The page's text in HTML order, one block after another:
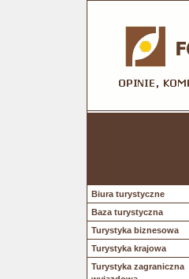
Biura turystyczne
Baza turystyczna
Turystyka biznesowa
Turystyka krajowa
Turystyka zagraniczna